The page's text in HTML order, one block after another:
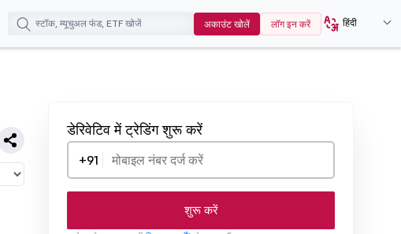
अकाउंट खोलें लॉग इन करें हिंदी
डेरिवेटिव में ट्रेडिंग शुरू करें
+91
शुरू करें